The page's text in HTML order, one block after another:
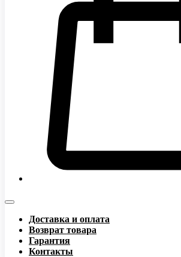
Доставка и оплата
Возврат товара
Гарантия
Контакты